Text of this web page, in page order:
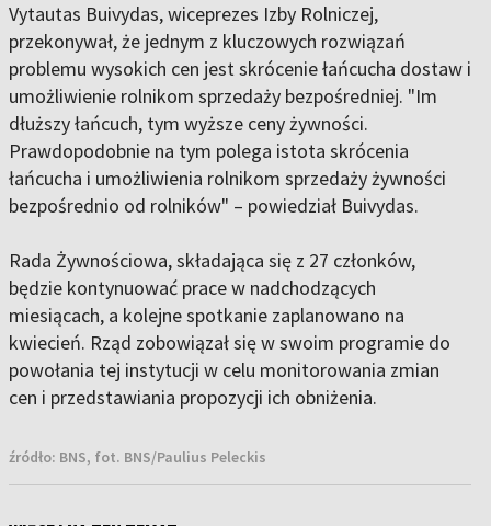
Vytautas Buivydas, wiceprezes Izby Rolniczej,
przekonywał, że jednym z kluczowych rozwiązań
problemu wysokich cen jest skrócenie łańcucha dostaw i
umożliwienie rolnikom sprzedaży bezpośredniej. "Im
dłuższy łańcuch, tym wyższe ceny żywności.
Prawdopodobnie na tym polega istota skrócenia
łańcucha i umożliwienia rolnikom sprzedaży żywności
bezpośrednio od rolników" – powiedział Buivydas.
Rada Żywnościowa, składająca się z 27 członków,
będzie kontynuować prace w nadchodzących
miesiącach, a kolejne spotkanie zaplanowano na
kwiecień. Rząd zobowiązał się w swoim programie do
powołania tej instytucji w celu monitorowania zmian
cen i przedstawiania propozycji ich obniżenia.
źródło: BNS, fot. BNS/Paulius Peleckis